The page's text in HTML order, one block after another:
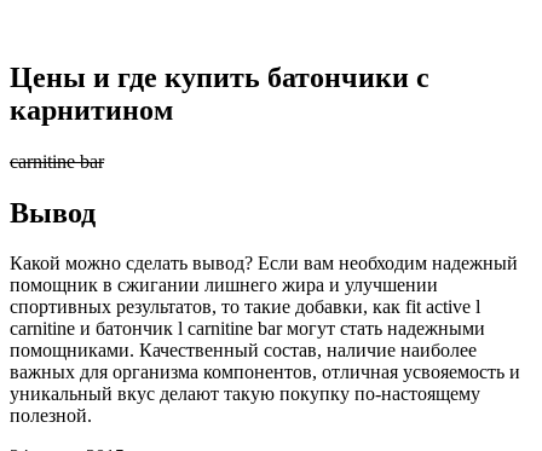
Цены и где купить батончики с
карнитином
carnitine bar
Вывод
Какой можно сделать вывод? Если вам необходим надежный
помощник в сжигании лишнего жира и улучшении
спортивных результатов, то такие добавки, как fit active l
carnitine и батончик l carnitine bar могут стать надежными
помощниками. Качественный состав, наличие наиболее
важных для организма компонентов, отличная усвояемость и
уникальный вкус делают такую покупку по-настоящему
полезной.